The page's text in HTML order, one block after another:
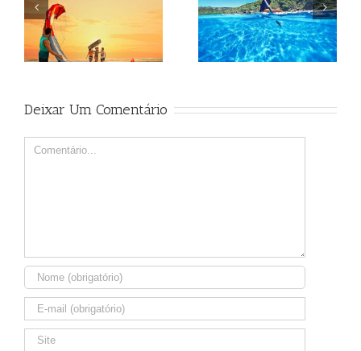
Beagle Beagle
Deixar Um Comentário
Comment